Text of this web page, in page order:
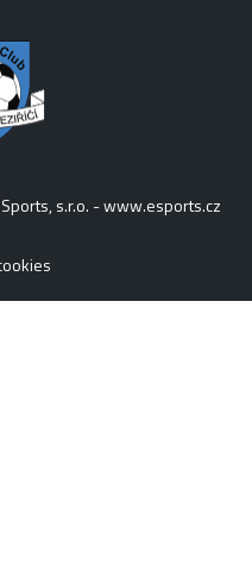
s.r.o. -www.esports.cz